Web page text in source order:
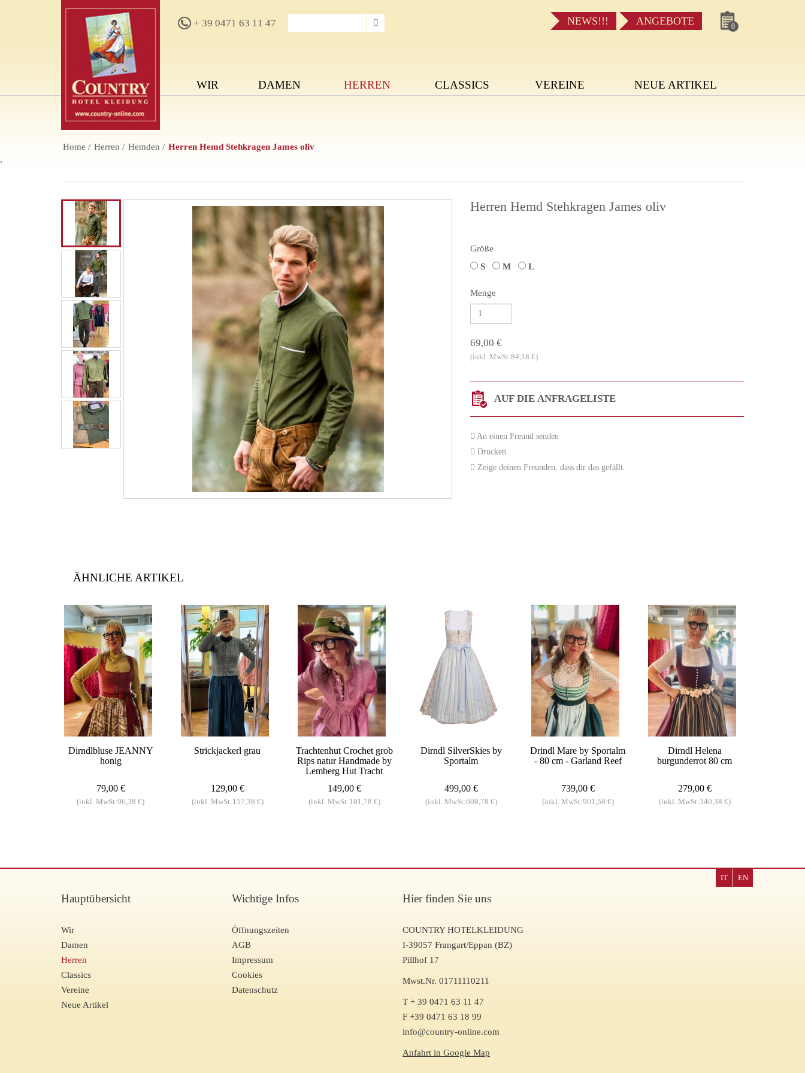
+ 39 0471 63 11 47 NEWS!!! ANGEBOTE 0
WIR DAMEN HERREN CLASSICS VEREINE NEUE ARTIKEL
Home Herren Hemden
Herren Hemd Stehkragen James oliv
,
Herren Hemd Stehkragen James oliv
Größe
S
M L
Menge
69,00 €
(inkl. MwSt:84,18 €)
AUF DIE ANFRAGELISTE
An einen Freund senden
Drucken
Zeige deinen Freunden, dass dir das gefällt.
ÄHNLICHE ARTIKEL
Dirndlbluse JEANNY
honig
79,00 €
(inkl. MwSt:96,38 €)
Strickjackerl grau
129,00 €
(inkl. MwSt:157,38 €)
Trachtenhut Crochet grob
Rips natur Handmade by
Lemberg Hut Tracht
149,00 €
(inkl. MwSt:181,78 €)
Dirndl SilverSkies by
Sportalm
499,00 €
(inkl. MwSt:608,78 €)
Drindl Mare by Sportalm
- 80 cm - Garland Reef
739,00 €
(inkl. MwSt:901,58 €)
Dirndl Helena
burgunderrot 80 cm
279,00 €
(inkl. MwSt:340,38 €)
IT EN
Hauptübersicht
Wir
Damen
Herren
Classics
Vereine
Neue Artikel
Wichtige Infos
Öffnungszeiten
AGB
Impressum
Cookies
Datenschutz
Hier finden Sie uns
COUNTRY HOTELKLEIDUNG
I-39057 Frangart/Eppan (BZ)
Pillhof 17
Mwst.Nr. 01711110211
T + 39 0471 63 11 47
F +39 0471 63 18 99
info@country-online.com
Anfahrt in Google Map